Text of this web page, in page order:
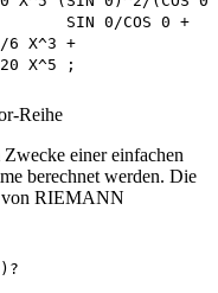
SIN 0/COS 0 +
6 X^3 +
Reihe
einer einfachen
berechnet werden. Die
von RIEMANN